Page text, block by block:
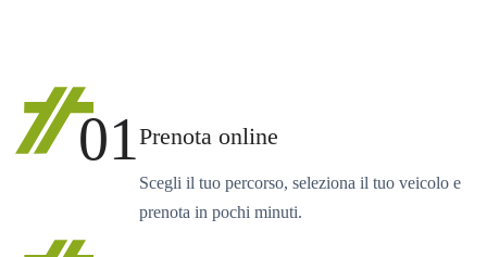
01Prenota online
Scegli il tuo percorso, seleziona il tuo veicolo e
prenota in pochi minuti.